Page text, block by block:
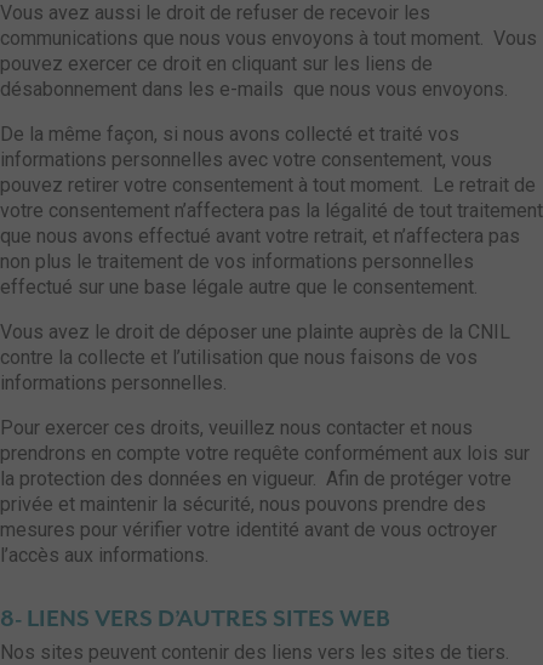
Vous avez aussi le droit de refuser de recevoir les
communications que nous vous envoyons à tout moment. Vous
pouvez exercer ce droit en cliquant sur les liens de
désabonnement dans les e-mails que nous vous envoyons.
De la même façon, si nous avons collecté et traité vos
informations personnelles avec votre consentement, vous
pouvez retirer votre consentement à tout moment. Le retrait de
votre consentement n’affectera pas la légalité de tout traitement
que nous avons effectué avant votre retrait, et n’affectera pas
non plus le traitement de vos informations personnelles
effectué sur une base légale autre que le consentement.
Vous avez le droit de déposer une plainte auprès de la CNIL
contre la collecte et l’utilisation que nous faisons de vos
informations personnelles.
Pour exercer ces droits, veuillez nous contacter et nous
prendrons en compte votre requête conformément aux lois sur
la protection des données en vigueur. Afin de protéger votre
privée et maintenir la sécurité, nous pouvons prendre des
mesures pour vérifier votre identité avant de vous octroyer
l’accès aux informations.
8- LIENS VERS D’AUTRES SITES WEB
Nos sites peuvent contenir des liens vers les sites de tiers.